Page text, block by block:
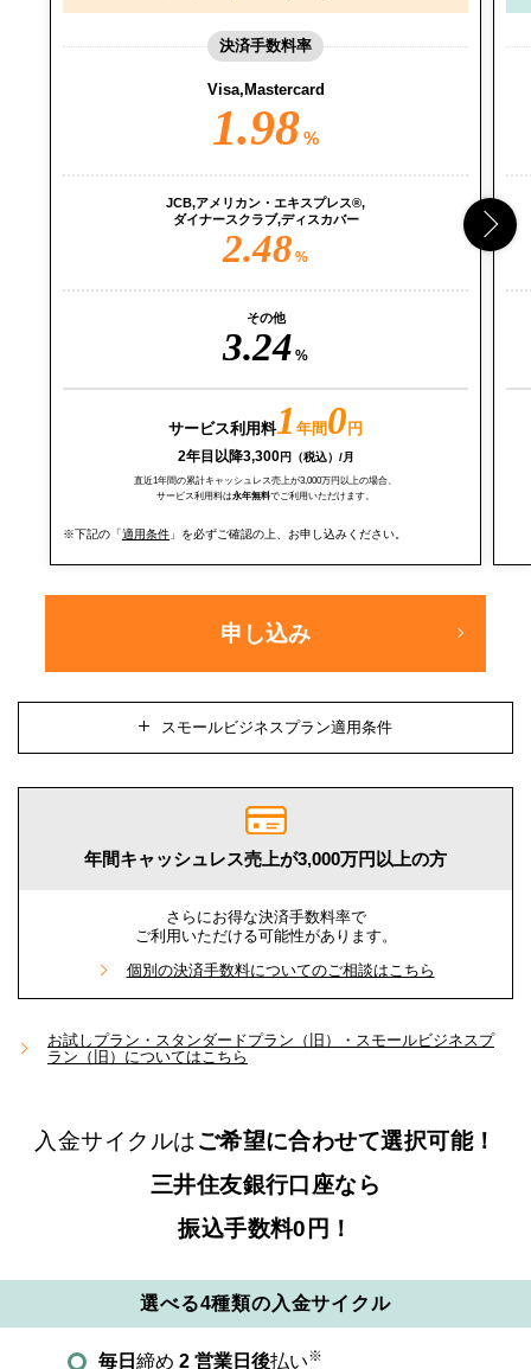
決済手数料率
Visa,Mastercard
1.98%
JCB,アメリカン・エキスプレス®,
ダイナースクラブ,ディスカバー
2.48 %
その他
3.24 %
サービス利用料1年間 0 円
2年目以降3,300円（税込）/月
直近1年間の累計キャッシュレス売上が3,000万円以上の場合、
サービス利用料は永年無料でご利用いただけます。
※下記の「適用条件 」を必ずご確認の上、お申し込みください。
申し込み
スモールビジネスプラン適用条件
年間キャッシュレス売上が3,000万円以上の方
さらにお得な決済手数料率で
ご利用いただける可能性があります。
個別の決済手数料についてのご相談はこちら
お試しプラン・スタンダードプラン（旧）・スモールビジネスプ
ラン（旧）についてはこちら
入金サイクルはご希望に合わせて選択可能！
三井住友銀行口座なら
振込手数料0円！
選べる4種類の入金サイクル
毎日 締め 2 営業日後払い※